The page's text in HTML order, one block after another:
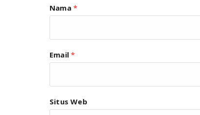
Nama *
Email*
Situs Web